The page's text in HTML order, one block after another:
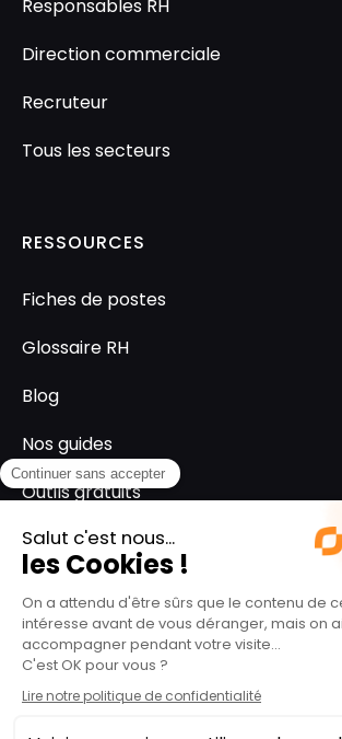
Responsables RH
Direction commerciale
Recruteur
Tous les secteurs
RESSOURCES
Fiches de postes
Glossaire RH
Blog
Nos guides
Outils gratuits
L'équipe ferway
Le groupe Spartes